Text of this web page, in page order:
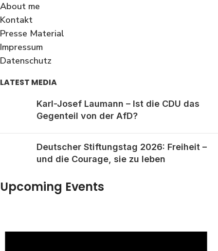
About me
Kontakt
Presse Material
Impressum
Datenschutz
LATEST MEDIA
Karl-Josef Laumann – Ist die CDU das
Gegenteil von der AfD?
Deutscher Stiftungstag 2026: Freiheit –
und die Courage, sie zu leben
Upcoming Events